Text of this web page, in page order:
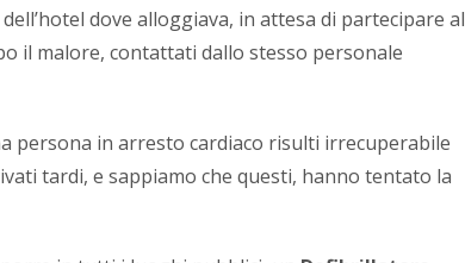
dove alloggiava, in attesa di partecipare al
il malore, contattati dallo stesso personale
persona in arresto cardiaco risulti irrecuperabile
tardi, e sappiamo che questi, hanno tentato la